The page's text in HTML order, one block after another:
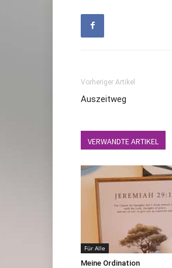
Vorheriger Artikel
Auszeitweg
VERWANDTE ARTIKEL
Für Alle
Meine Ordination